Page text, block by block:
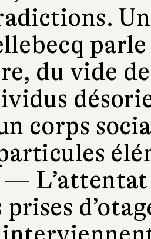
du vide
corps
—
prises